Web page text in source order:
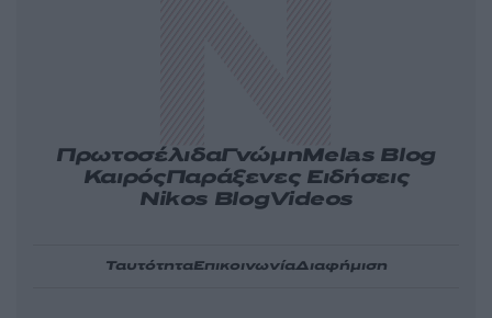
ΠρωτοσέλιδαΓνώμηMelas Blog
ΚαιρόςΠαράξενες Ειδήσεις
Nikos BlogVideos
ΤαυτότηταΕπικοινωνίαΔιαφήμιση